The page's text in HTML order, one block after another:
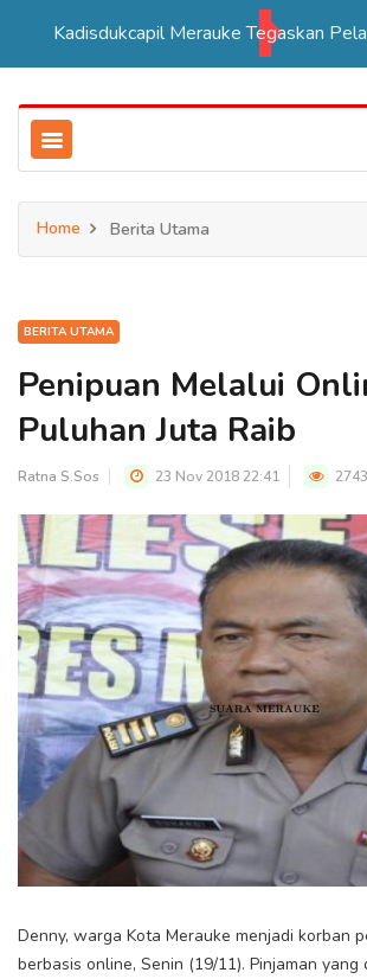
Home Berita Utama
BERITA UTAMA
Penipuan Melalui
Puluhan Juta Raib
Ratna S.Sos 23 Nov 2018 22:41 2743
Denny, warga Kota Merauke menjadi korban
berbasis online, Senin (19/11). Pinjaman